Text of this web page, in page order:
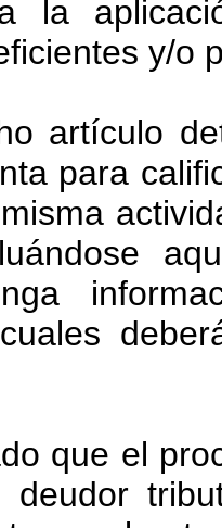
la
y/o
artículo
para
que el